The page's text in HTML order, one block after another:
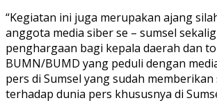
“Kegiatan ini juga merupakan ajang
anggota media siber se – sumsel
penghargaan bagi kepala daerah dan
BUMN/BUMD yang peduli dengan
pers di Sumsel yang sudah
terhadap dunia pers khususnya di